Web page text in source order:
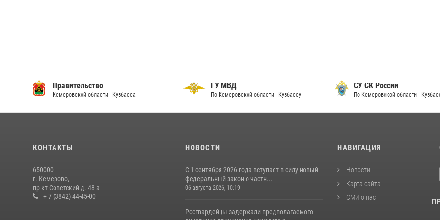
Правительство
Кемеровской области - Кузбасса
ГУ МВД
По Кемеровской области - Кузбассу
СУ СК России
По Кемеровской области -
КОНТАКТЫ
650000
г. Кемерово,
пр-кт Советский д. 48 а
+ 7 (3842) 44-45-00
НОВОСТИ
С 1 сентября 2026 года вступает в силу новый
федеральный закон о частн...
06 августа 2026, 10:19
Росгвардейцы задержали предполагаемого
НАВИГАЦИЯ
Новости
Карта сайта
СМИ о нас